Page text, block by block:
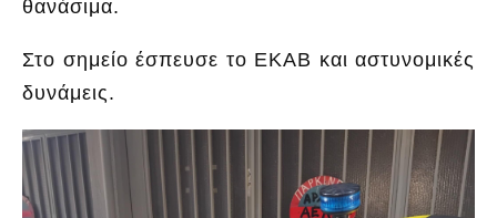
θανάσιμα.
Στο σημείο έσπευσε το ΕΚΑΒ και αστυνομικές
δυνάμεις.